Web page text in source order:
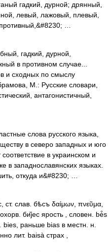
гадкий, дурной; дрянный,
левый, лажовый, плевый,
…
гадкий, дурной,
в противном случае...
и сходных по смыслу
М.: Русские словари,
антагонистичный,
слова русского языка,
в северо западных и юго
в украинском и
в западнославянских языках.
откуда и&#8230; …
слав. бѣсъ δαίμων, πνεῦμα,
би̏jес ярость , словен. bė̑s
bies, раньше bias в местн. н.
лит. baisà страх ,